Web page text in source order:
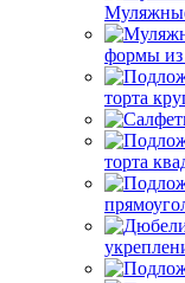
формы из
торта
торта